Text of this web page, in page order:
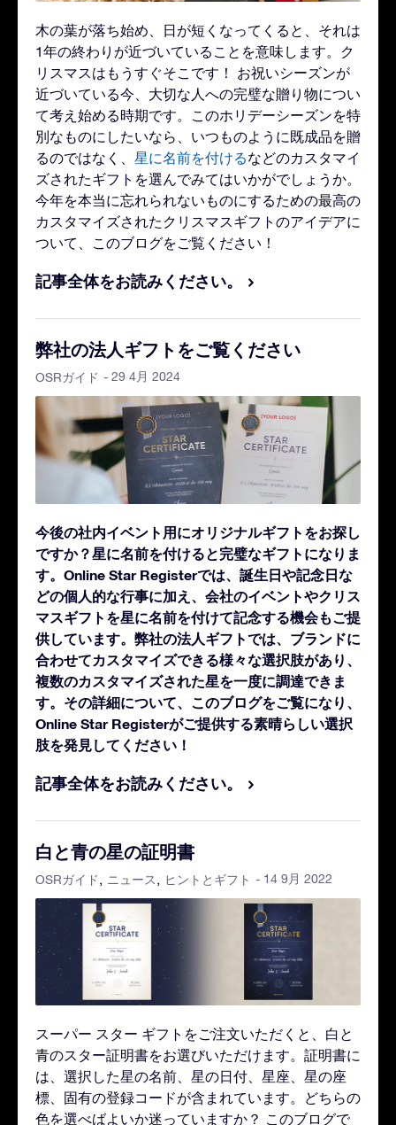
木の葉が落ち始め、日が短くなってくると、それは
1年の終わりが近づいていることを意味します。ク
リスマスはもうすぐそこです！ お祝いシーズンが
近づいている今、大切な人への完璧な贈り物につい
て考え始める時期です。このホリデーシーズンを特
別なものにしたいなら、いつものように既成品を贈
るのではなく、 星に名前を付けるなどのカスタマイ
ズされたギフトを選んでみてはいかがでしょうか。
今年を本当に忘れられないものにするための最高の
カスタマイズされたクリスマスギフトのアイデアに
ついて、このブログをご覧ください！
記事全体をお読みください。
弊社の法人ギフトをご覧ください
OSRガイド - 29 4月 2024
今後の社内イベント用にオリジナルギフトをお探し
ですか？星に名前を付けると完璧なギフトになりま
す。Online Star Registerでは、誕生日や記念日な
どの個人的な行事に加え、会社のイベントやクリス
マスギフトを星に名前を付けて記念する機会もご提
供しています。弊社の法人ギフトでは、ブランドに
合わせてカスタマイズできる様々な選択肢があり、
複数のカスタマイズされた星を一度に調達できま
す。その詳細について、このブログをご覧になり、
Online Star Registerがご提供する素晴らしい選択
肢を発見してください！
記事全体をお読みください。
白と青の星の証明書
OSRガイド ニュース ヒントとギフト - 14 9月 2022
スーパー スター ギフトをご注文いただくと、白と
青のスター証明書をお選びいただけます。証明書に
は、選択した星の名前、星の日付、星座、星の座
標、固有の登録コードが含まれています。どちらの
色を選べばよいか迷っていますか？ このブログで